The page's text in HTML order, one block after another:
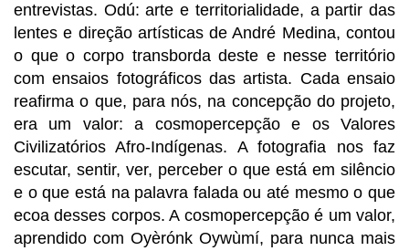
entrevistas. Odú: arte e territorialidade, a partir das
lentes e direção artísticas de André Medina, contou
o que o corpo transborda deste e nesse território
com ensaios fotográficos das artista. Cada ensaio
reafirma o que, para nós, na concepção do projeto,
era um valor: a cosmopercepção e os Valores
Civilizatórios Afro-Indígenas. A fotografia nos faz
escutar, sentir, ver, perceber o que está em silêncio
e o que está na palavra falada ou até mesmo o que
ecoa desses corpos. A cosmopercepção é um valor,
aprendido com Oyèrónk Oywùmí, para nunca mais